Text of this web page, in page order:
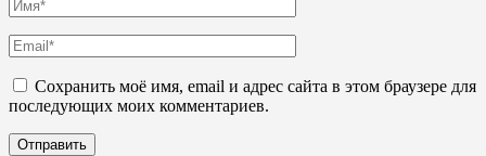
Сохранить моё имя, email и адрес сайта в этом браузере для
последующих моих комментариев.